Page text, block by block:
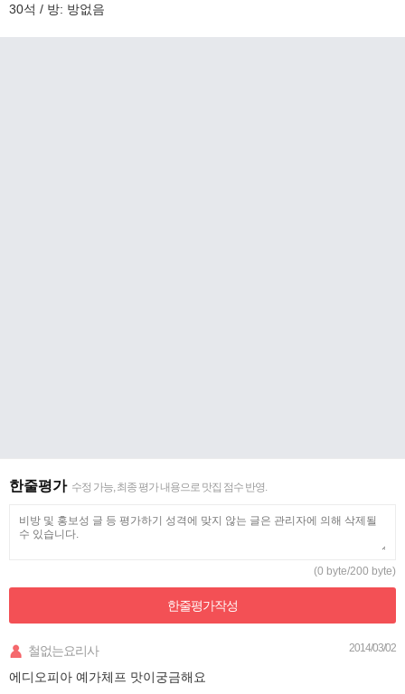
30석 / 방: 방없음
한줄평가 수정 가능, 최종 평가 내용으로 맛집 점수 반영.
(0 byte/200 byte)
한줄평가작성
철없는요리사 2014/03/02
에디오피아 예가체프 맛이궁금해요